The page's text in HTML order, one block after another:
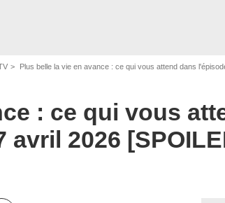
Plus belle la vie en avance : ce qui vous attend dans
: ce qui vous
avril 2026